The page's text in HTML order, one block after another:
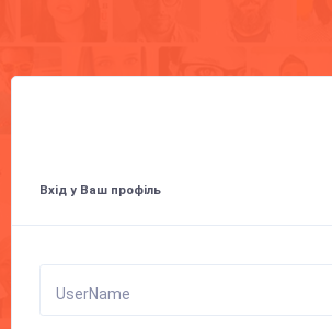
Вхід у Ваш профіль
UserName